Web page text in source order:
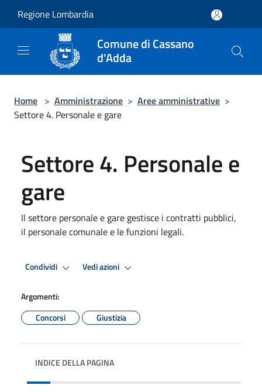
Regione Lombardia
Comune di Cassano
d'Adda
Home > Amministrazione > Aree amministrative >
Settore 4. Personale e gare
Settore 4. Personale e
gare
Il settore personale e gare gestisce i contratti pubblici,
il personale comunale e le funzioni legali.
Condividi Vedi azioni
Argomenti:
Concorsi
Giustizia
INDICE DELLA PAGINA